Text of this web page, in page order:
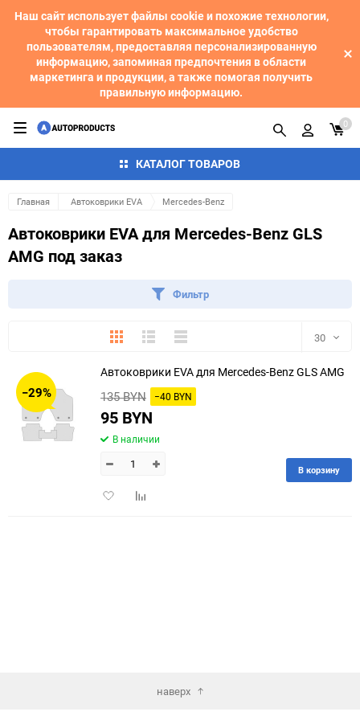
Наш сайт использует файлы cookie и похожие технологии,
чтобы гарантировать максимальное удобство
пользователям, предоставляя персонализированную
информацию, запоминая предпочтения в области
маркетинга и продукции, а также помогая получить
правильную информацию.
КАТАЛОГ ТОВАРОВ
0
Главная Автоковрики EVA Mercedes-Benz
Автоковрики EVA для Mercedes-Benz GLS
AMG под заказ
Фильтр
ПлиткаПодробноКомпактно 30
30
150
−29%
Автоковрики EVA для Mercedes-Benz GLS AMG
135 BYN −40 BYN
95 BYN
В наличии
ДобавитьДобавить
В корзину
наверх